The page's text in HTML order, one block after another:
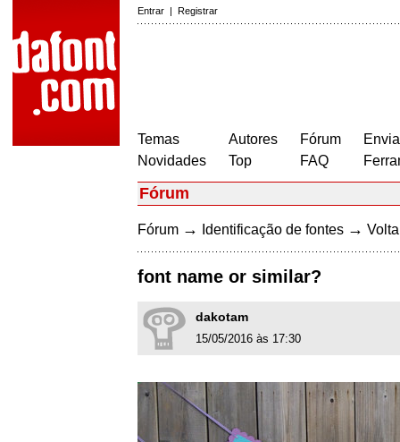
Entrar | Registrar
Temas
Novidades
Autores
Top
Fórum
FAQ
Fórum
Fórum → Identificação de fontes →
font name or similar?
dakotam
15/05/2016 às 17:30